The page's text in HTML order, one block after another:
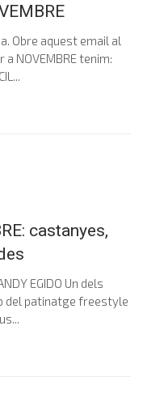
Obre aquest email al
NOVEMBRE tenim:
castanyes,
EGIDO Un dels
del patinatge freestyle